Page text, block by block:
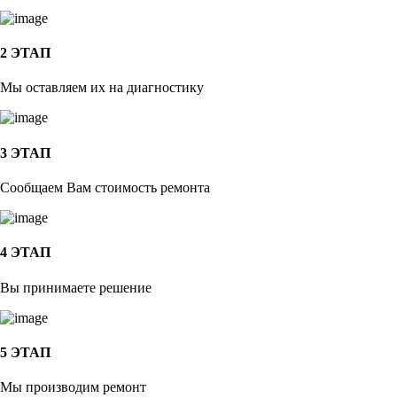
2 ЭТАП
Мы оставляем их на диагностику
3 ЭТАП
Сообщаем Вам стоимость ремонта
4 ЭТАП
Вы принимаете решение
5 ЭТАП
Мы производим ремонт